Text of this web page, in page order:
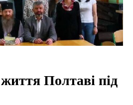
Полтаві під